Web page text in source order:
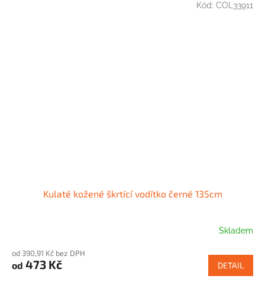
Kulaté kožené škrtící vodítko černé 135cm
Skladem
od 390,91 Kč bez DPH
od 473 Kč DETAIL
Kód: COL33911